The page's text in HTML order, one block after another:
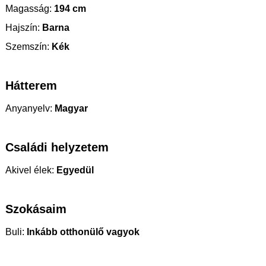
Magasság: 194 cm
Hajszín: Barna
Szemszín: Kék
Hátterem
Anyanyelv: Magyar
Családi helyzetem
Akivel élek: Egyedül
Szokásaim
Buli: Inkább otthonülő vagyok